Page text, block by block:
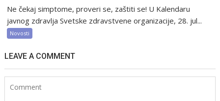
Ne čekaj simptome, proveri se, zaštiti se! U Kalendaru
javnog zdravlja Svetske zdravstvene organizacije, 28. jul...
Novosti
LEAVE A COMMENT